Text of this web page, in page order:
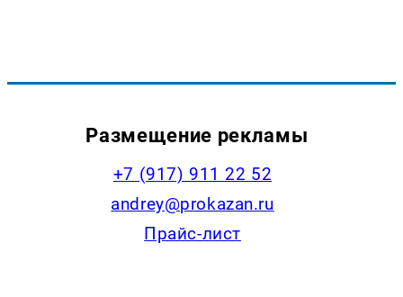
Размещение рекламы
+7 (917) 911 22 52
andrey@prokazan.ru
Прайс-лист